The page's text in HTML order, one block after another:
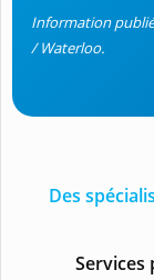
Information
/ Waterloo.
Des
Services